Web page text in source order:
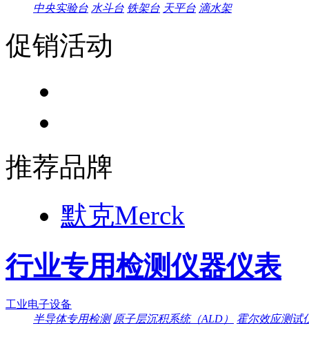
中央实验台 水斗台 铁架台 天平台 滴水架
促销活动
推荐品牌
默克Merck
行业专用检测仪器仪表
工业电子设备
半导体专用检测 原子层沉积系统（ALD） 霍尔效应测试